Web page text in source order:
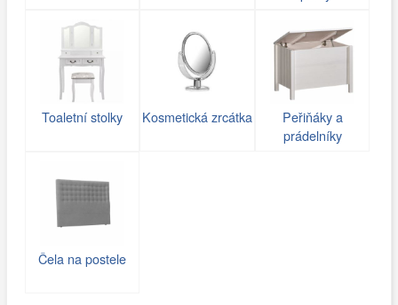
Toaletní stolky Kosmetická zrcátka
Peřiňáky a
prádelníky
Čela na postele